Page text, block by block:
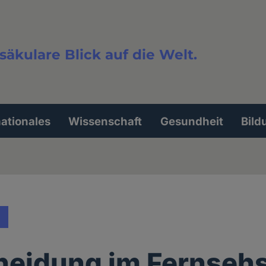
Blick auf die Welt.
Wissenschaft Gesundheit